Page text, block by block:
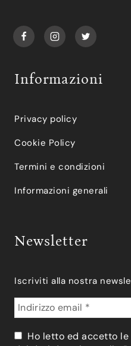
Informazioni
Privacy policy
Cookie Policy
Termini e condizioni
Informazioni generali
Newsletter
Iscriviti alla nostra
Ho letto ed accetto